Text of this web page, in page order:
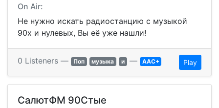
On Air:
Не нужно искать радиостанцию с музыкой
90х и нулевых, Вы её уже нашли!
0 Listeners — Поп музыка и — AAC+ Play
СалютФМ 90Стые